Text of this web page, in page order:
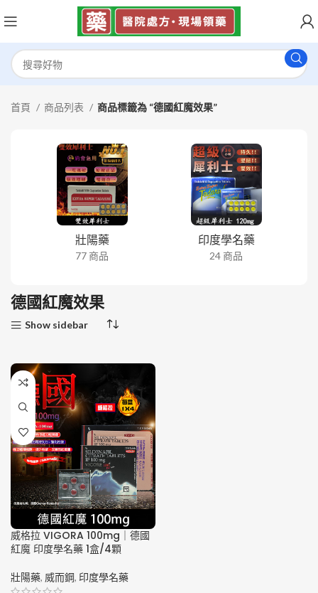
首頁 商品列表 商品標籤為 “德國紅魔效果”
壯陽藥
77 商品
印度學名藥
24 商品
德國紅魔效果
Show sidebar
威格拉 VIGORA 100mg｜德國
紅魔 印度學名藥 1盒/4顆
壯陽藥, 威而鋼, 印度學名藥